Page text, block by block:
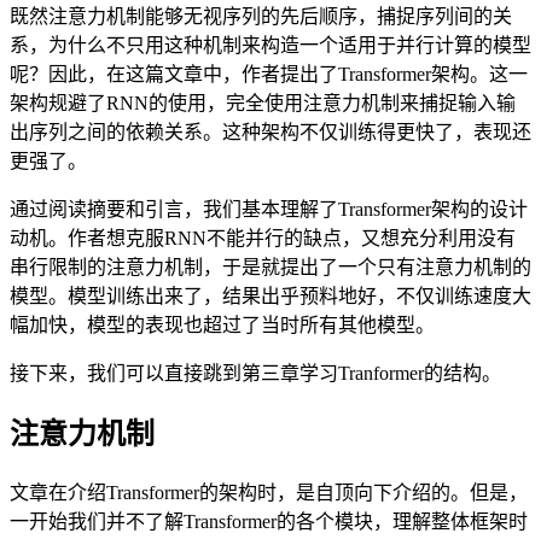
既然注意力机制能够无视序列的先后顺序，捕捉序列间的关
系，为什么不只用这种机制来构造一个适用于并行计算的模型
呢？因此，在这篇文章中，作者提出了Transformer架构。这一
架构规避了RNN的使用，完全使用注意力机制来捕捉输入输
出序列之间的依赖关系。这种架构不仅训练得更快了，表现还
更强了。
通过阅读摘要和引言，我们基本理解了Transformer架构的设计
动机。作者想克服RNN不能并行的缺点，又想充分利用没有
串行限制的注意力机制，于是就提出了一个只有注意力机制的
模型。模型训练出来了，结果出乎预料地好，不仅训练速度大
幅加快，模型的表现也超过了当时所有其他模型。
接下来，我们可以直接跳到第三章学习Tranformer的结构。
注意力机制
文章在介绍Transformer的架构时，是自顶向下介绍的。但是，
一开始我们并不了解Transformer的各个模块，理解整体框架时